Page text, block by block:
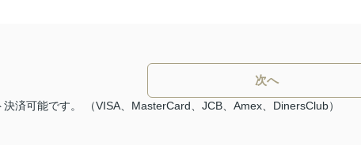
次へ
済可能です。 （VISA、MasterCard、JCB、Amex、DinersClub）